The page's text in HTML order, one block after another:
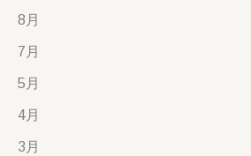
8月
7月
5月
4月
3月